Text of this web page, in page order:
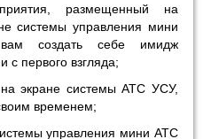
размещенный на
системы управления мини
создать себе имидж
первого взгляда;
экране системы АТС УСУ,
временем;
управления мини АТС